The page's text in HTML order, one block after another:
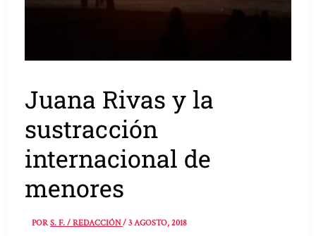
Juana Rivas y la
sustracción
internacional de
menores
PORS. F. / REDACCIÓN/3 AGOSTO, 2018